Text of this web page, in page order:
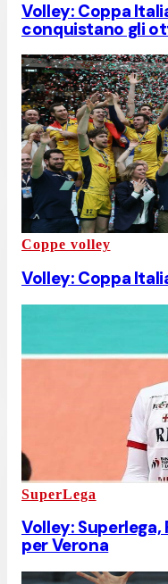
Volley: Coppa
conquistano gli
Coppe volley
Volley: Coppa
SuperLega
Volley:
per Verona